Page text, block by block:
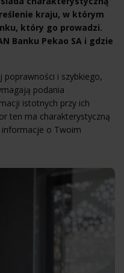
kraju, w którym
który go prowadzi.
Banku Pekao SA i gdzie
poprawności i szybkiego,
podania
istotnych przy ich
ten ma charakterystyczną
informacje o Twoim